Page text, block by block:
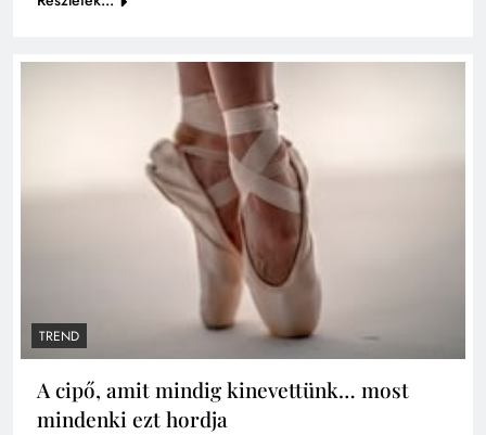
TREND
A cipő, amit mindig kinevettünk… most
mindenki ezt hordja